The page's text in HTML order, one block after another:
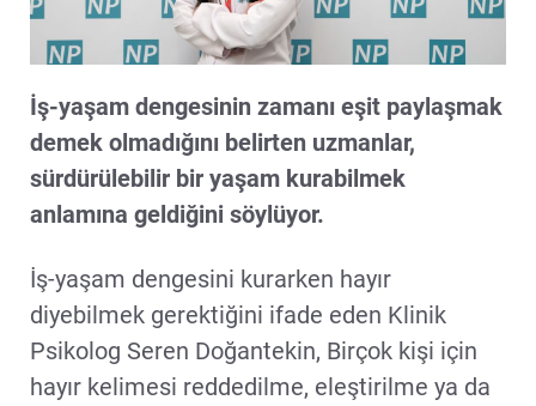
İş-yaşam dengesinin zamanı eşit paylaşmak
demek olmadığını belirten uzmanlar,
sürdürülebilir bir yaşam kurabilmek
anlamına geldiğini söylüyor.
İş-yaşam dengesini kurarken hayır
diyebilmek gerektiğini ifade eden Klinik
Psikolog Seren Doğantekin, Birçok kişi için
hayır kelimesi reddedilme, eleştirilme ya da